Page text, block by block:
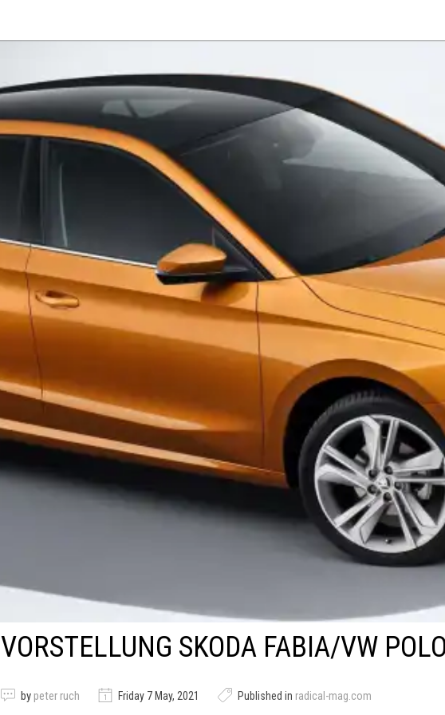
VORSTELLUNG SKODA FABIA/VW
by peter ruch Friday 7 May, 2021 Published in radical-mag.com